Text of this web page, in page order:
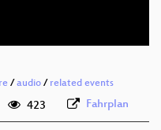
/ audio / related events
423 Fahrplan